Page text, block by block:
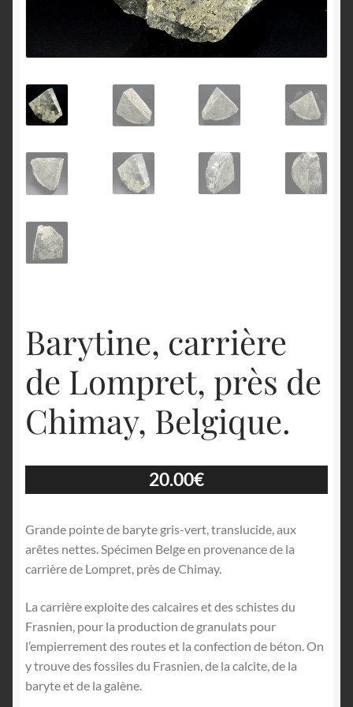
Barytine, carrière
de Lompret, près de
Chimay, Belgique.
20.00€
Grande pointe de baryte gris-vert, translucide, aux
arêtes nettes. Spécimen Belge en provenance de la
carrière de Lompret, près de Chimay.
La carrière exploite des calcaires et des schistes du
Frasnien, pour la production de granulats pour
l’empierrement des routes et la confection de béton. On
y trouve des fossiles du Frasnien, de la calcite, de la
baryte et de la galène.